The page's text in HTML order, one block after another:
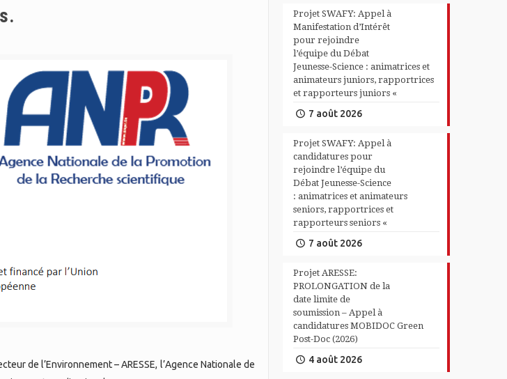
de l’Environnement – ARESSE, l’Agence Nationale de
Projet SWAFY: Appel à
Manifestation d’Intérêt
pour rejoindre
l’équipe du Débat
Jeunesse-Science : animatrices et
animateurs juniors, rapportrices
et rapporteurs juniors «
7 août 2026
Projet SWAFY: Appel à
candidatures pour
rejoindre l’équipe du
Débat Jeunesse-Science
: animatrices et animateurs
seniors, rapportrices et
rapporteurs seniors «
7 août 2026
Projet ARESSE:
PROLONGATION de la
date limite de
soumission – Appel à
candidatures MOBIDOC Green
Post-Doc (2026)
4 août 2026